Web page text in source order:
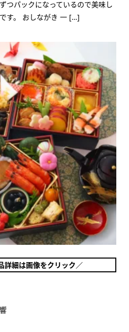
つパックになっているので美味し
す。 おしながき 一 […]
詳細は画像をクリック／